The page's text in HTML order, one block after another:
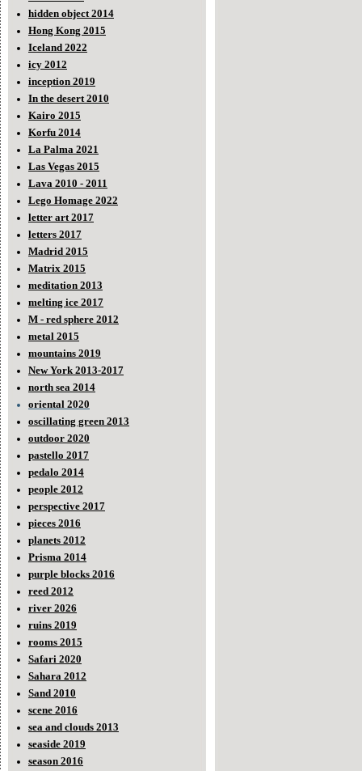
hidden object 2014
Hong Kong 2015
Iceland 2022
icy 2012
inception 2019
In the desert 2010
Kairo 2015
Korfu 2014
La Palma 2021
Las Vegas 2015
Lava 2010 - 2011
Lego Homage 2022
letter art 2017
letters 2017
Madrid 2015
Matrix 2015
meditation 2013
melting ice 2017
M - red sphere 2012
metal 2015
mountains 2019
New York 2013-2017
north sea 2014
oriental 2020
oscillating green 2013
outdoor 2020
pastello 2017
pedalo 2014
people 2012
perspective 2017
pieces 2016
planets 2012
Prisma 2014
purple blocks 2016
reed 2012
river 2026
ruins 2019
rooms 2015
Safari 2020
Sahara 2012
Sand 2010
scene 2016
sea and clouds 2013
seaside 2019
season 2016